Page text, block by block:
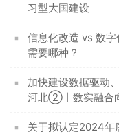
习型大国建设
信息化改造 vs 数
需要哪种？
加快建设数据驱动
河北②丨数实融合
关于拟认定2024年